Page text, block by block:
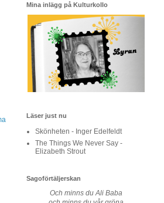
Mina inlägg på Kulturkollo
Läser just nu
Skönheten - Inger Edelfeldt
The Things We Never Say -
Elizabeth Strout
Sagoförtäljerskan
Och minns du Ali Baba